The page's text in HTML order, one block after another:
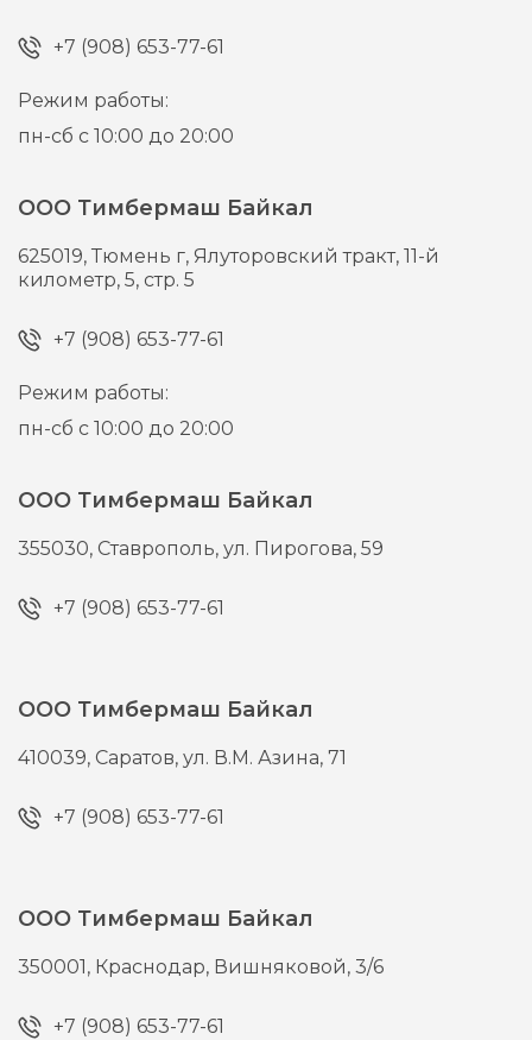
+7 (908) 653-77-61
Режим работы:
пн-сб с 10:00 до 20:00
ООО Тимбермаш Байкал
625019,Тюмень г, Ялуторовский тракт, 11-й
километр, 5, стр. 5
+7 (908) 653-77-61
Режим работы:
пн-сб с 10:00 до 20:00
ООО Тимбермаш Байкал
355030, Ставрополь,ул. Пирогова, 59
+7 (908) 653-77-61
ООО Тимбермаш Байкал
410039, Саратов,ул. В.М. Азина, 71
+7 (908) 653-77-61
ООО Тимбермаш Байкал
350001, Краснодар, Вишняковой, 3/6
+7 (908) 653-77-61